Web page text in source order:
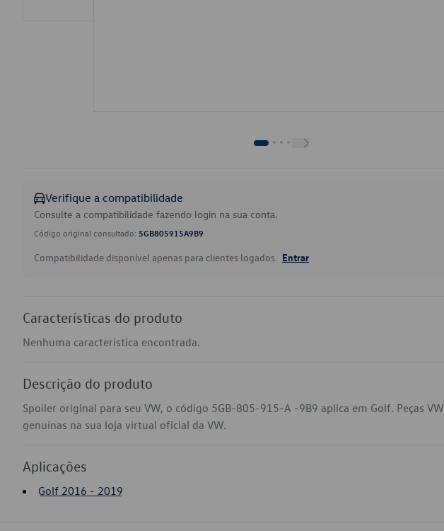
Verifique a compatibilidade
Consulte a compatibilidade fazendo login na sua conta.
Código original consultado: 5GB805915A9B9
Compatibilidade disponível apenas para clientes logados. Entrar
Características do produto
Nenhuma característica encontrada.
Descrição do produto
Spoiler original para seu VW, o código 5GB-805-915-A -9B9 aplica em Golf. Peças VW
genuínas na sua loja virtual oficial da VW.
Aplicações
Golf 2016 - 2019